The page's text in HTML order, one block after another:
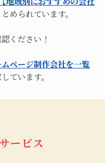
められています。
ください！
ページ制作会社を一覧
ています。
サービス